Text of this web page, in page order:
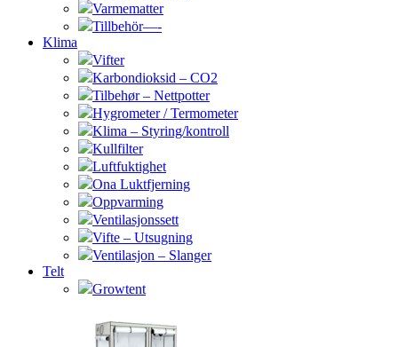
Varmematter
Tillbehör—-
Klima
Vifter
Karbondioksid – CO2
Tilbehør – Nettpotter
Hygrometer / Termometer
Klima – Styring/kontroll
Kullfilter
Luftfuktighet
Ona Luktfjerning
Oppvarming
Ventilasjonssett
Vifte – Utsugning
Ventilasjon – Slanger
Telt
Growtent